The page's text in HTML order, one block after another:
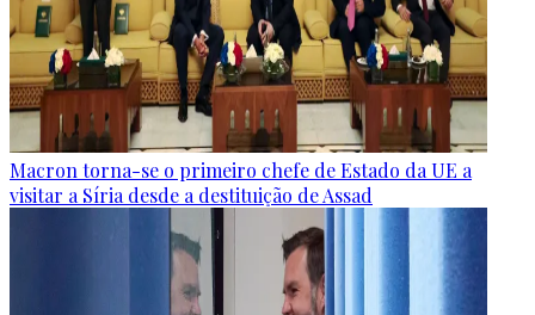
Macron torna-se o primeiro chefe de Estado da UE a
visitar a Síria desde a destituição de Assad